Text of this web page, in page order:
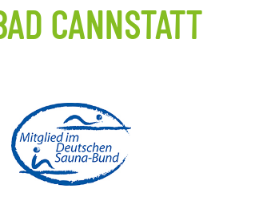
CANNSTATT